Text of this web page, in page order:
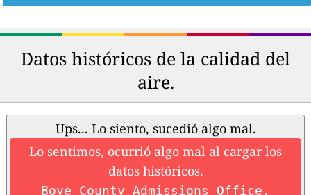
Datos históricos de la calidad del
aire.
Ups... Lo siento, sucedió algo mal.
Lo sentimos, ocurrió algo mal al cargar los
datos históricos.
Boye County Admissions Office,